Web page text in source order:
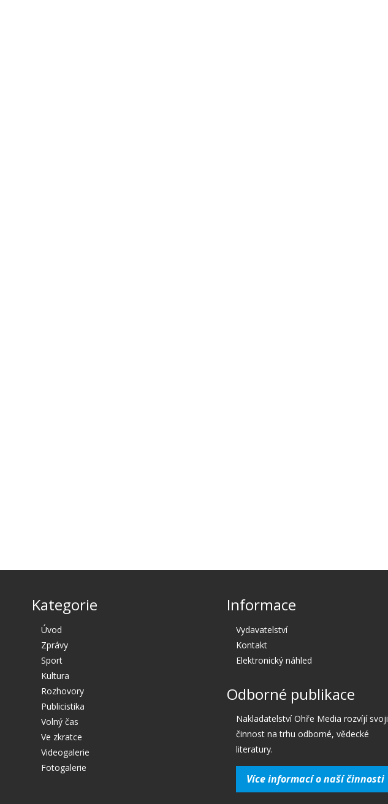
Kategorie
Úvod
Zprávy
Sport
Kultura
Rozhovory
Publicistika
Volný čas
Ve zkratce
Videogalerie
Fotogalerie
Informace
Vydavatelství
Kontakt
Elektronický náhled
Odborné publikace
Nakladatelství Ohře Media rozvíjí svoji
činnost na trhu odborné, vědecké
literatury.
Více informací o naší činnosti